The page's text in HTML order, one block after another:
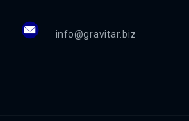
info@gravitar.biz